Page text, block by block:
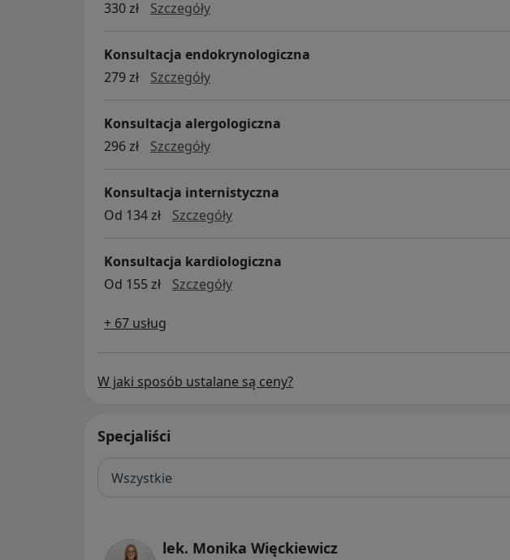
330 zł
SzczegółyECHO serca
Konsultacja endokrynologiczna
279 zł
SzczegółyKonsultacja endokrynologiczna
Konsultacja alergologiczna
296 zł
Szczegółykonsultacja alergologiczna
Konsultacja internistyczna
Od 134 zł
Szczegółykonsultacja internistyczna
Konsultacja kardiologiczna
Od 155 zł
Szczegółykonsultacja kardiologiczna
+ 67 usług
W jaki sposób ustalane są ceny?
Specjaliści
Wszystkie
lek. Monika Więckiewicz